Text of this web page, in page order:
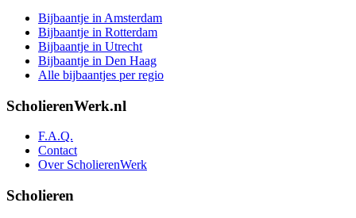
Bijbaantje in Amsterdam
Bijbaantje in Rotterdam
Bijbaantje in Utrecht
Bijbaantje in Den Haag
Alle bijbaantjes per regio
ScholierenWerk.nl
F.A.Q.
Contact
Over ScholierenWerk
Scholieren